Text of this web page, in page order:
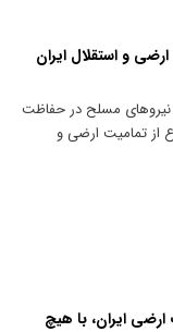
و استقلال ایران
نیرو‌های مسلح در حفاظت
از تمامیت ارضی و
ارضی ایران، با هیچ